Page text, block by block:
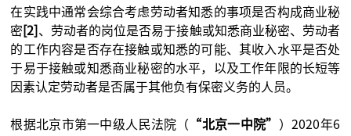
在实践中通常会综合考虑劳动者知悉的事项是否构成商业秘
密 [2] 、劳动者的岗位是否易于接触或知悉商业秘密、劳动者
的工作内容是否存在接触或知悉的可能、其收入水平是否处
于易于接触或知悉商业秘密的水平，以及工作年限的长短等
因素认定劳动者是否属于其他负有保密义务的人员。
根据北京市第一中级人民法院（ “北京一中院” ）2020年6